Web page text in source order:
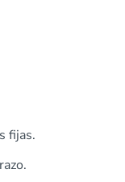
fijas.